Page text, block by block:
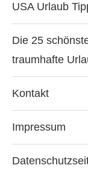
USA Urlaub
Die 25
traumhafte
Kontakt
Impressum